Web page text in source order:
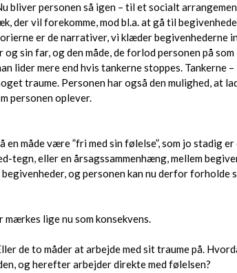
bliver personen så igen – til et socialt
der vil forekomme, mod bl.a. at gå til
er de narrativer, vi klæder begivenhederne
sin far, og den måde, de forlod personen på
lider mere end hvis tankerne stoppes. Tankerne
traume. Personen har også den mulighed, at
personen oplever.
måde være ”fri med sin følelse”, som jo stadig er
eller en årsagssammenhæng, mellem
og personen kan nu derfor forholde
lige nu som konsekvens.
de to måder at arbejde med sit traume på.
og herefter arbejder direkte med følelsen?